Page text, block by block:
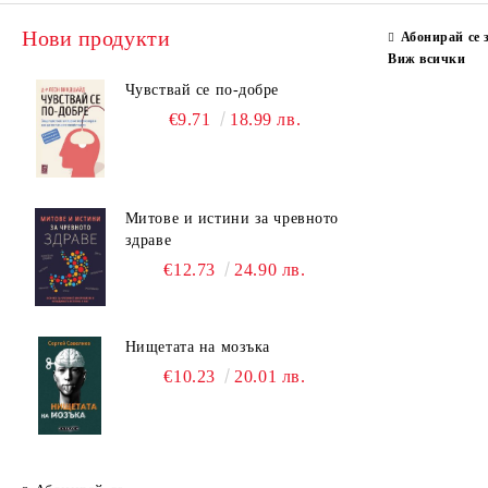
Нови продукти
Чувствай се по-добре
€9.71 18.99 лв.
Митове и истини за чревното
здраве
€12.73 24.90 лв.
Нищетата на мозъка
€10.23 20.01 лв.
Абонирай се
Виж всички